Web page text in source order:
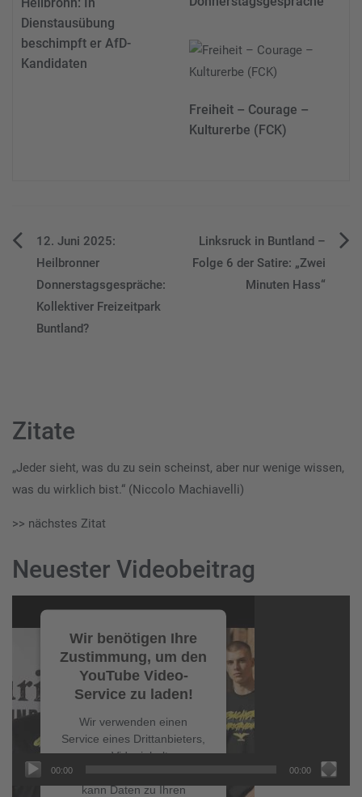
Dienstausübung
beschimpft er AfD-
Kandidaten
Freiheit – Courage –
Kulturerbe (FCK)
Beitragsnavigation
12. Juni 2025:
Heilbronner
Donnerstagsgespräche:
Kollektiver Freizeitpark
Buntland?
Linksruck in Buntland –
Folge 6 der Satire: „Zwei
Minuten Hass“
Zitate
„Jeder sieht, was du zu sein scheinst, aber nur wenige wissen,
was du wirklich bist.“ (Niccolo Machiavelli)
>> nächstes Zitat
Neuester Videobeitrag
Player
Wir benötigen Ihre
Zustimmung, um den
YouTube Video-
Service zu laden!
Wir verwenden einen
Service eines Drittanbieters,
um Videoinhalte
einzubetten. Dieser Service
kann Daten zu Ihren
00:00 00:00